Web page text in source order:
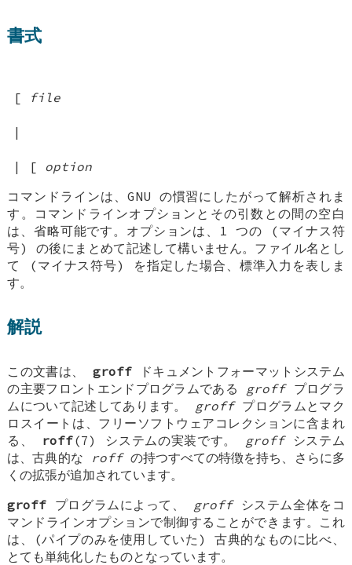
書式
[ file
|
| [ option
コマンドラインは、GNU の慣習にしたがって解析されま
す。コマンドラインオプションとその引数との間の空白
は、省略可能です。オプションは、1 つの (マイナス符
号) の後にまとめて記述して構いません。ファイル名とし
て (マイナス符号) を指定した場合、標準入力を表しま
す。
解説
この文書は、 groffドキュメントフォーマットシステム
の主要フロントエンドプログラムである groffプログラ
ムについて記述してあります。 groffプログラムとマク
ロスイートは、フリーソフトウェアコレクションに含まれ
る、 roff(7) システムの実装です。 groffシステム
は、古典的な
roffの持つすべての特徴を持ち、さらに多
くの拡張が追加されています。
groff プログラムによって、 groffシステム全体をコ
マンドラインオプションで制御することができます。これ
は、(パイプのみを使用していた) 古典的なものに比べ、
とても単純化したものとなっています。